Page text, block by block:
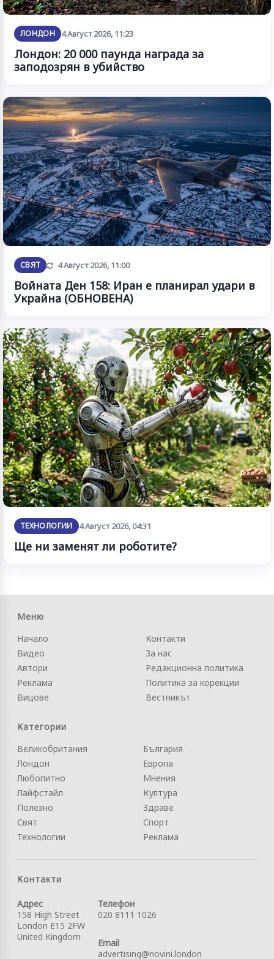
ЛОНДОН 4 Август 2026, 11:23
Лондон: 20 000 паунда награда за
заподозрян в убийство
СВЯТ Обновена
4 Август 2026, 11:00
Войната Ден 158: Иран е планирал удари в
Украйна (ОБНОВЕНА)
ТЕХНОЛОГИИ 4 Август 2026, 04:31
Ще ни заменят ли роботите?
Меню
Начало
Видео
Автори
Реклама
Вицове
Контакти
За нас
Редакционна политика
Политика за корекции
Вестникът
Категории
Великобритания
Лондон
Любопитно
Лайфстайл
Полезно
Свят
Технологии
България
Европа
Мнения
Култура
Здраве
Спорт
Реклама
Контакти
Адрес
158 High Street
London E15 2FW
United Kingdom
Телефон
020 8111 1026
Email
advertising@novini.london